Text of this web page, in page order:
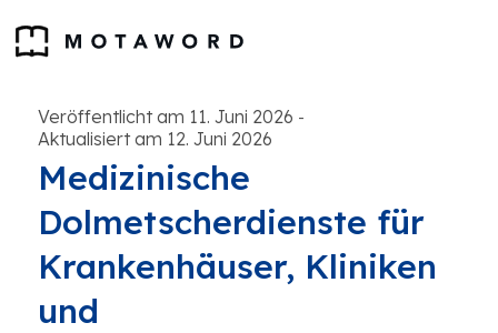
Veröffentlicht am 11. Juni 2026 -
Aktualisiert am 12. Juni 2026
Medizinische
Dolmetscherdienste für
Krankenhäuser, Kliniken
und